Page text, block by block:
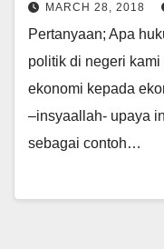
MARCH 28, 2018
Pertanyaan; Apa
politik di negeri
ekonomi kepada
–insyaallah- upaya
sebagai contoh…